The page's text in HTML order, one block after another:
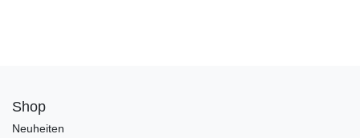
Shop
Neuheiten